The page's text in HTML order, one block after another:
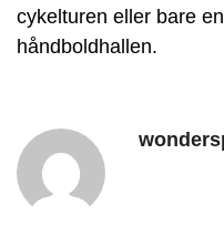
cykelturen eller bare
håndboldhallen.